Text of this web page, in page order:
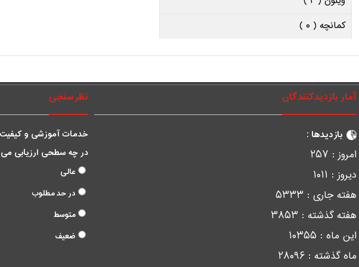
کمانچه ( ۰ )
آمار بازدیدکنندگان
بازدیدها :
امروز : ۲۵۷
دیروز : ۱۰۱۱
هفته جاری : ۵۳۳۳
هفته گذشته : ۳۸۵۳
این ماه : ۱۰۳۵۵
ماه گذشته : ۲۸۰۹۶
نظرسنجی
خدمات آموزشی و
در چه سطحی ارزیابی
عالی
در حد مطلوب
متوسط
ضعیف